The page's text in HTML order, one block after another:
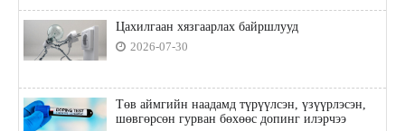
Цахилгаан хязгаарлах байршлууд
2026-07-30
Төв аймгийн наадамд түрүүлсэн, үзүүрлэсэн,
шөвгөрсөн гурван бөхөөс допинг илэрчээ